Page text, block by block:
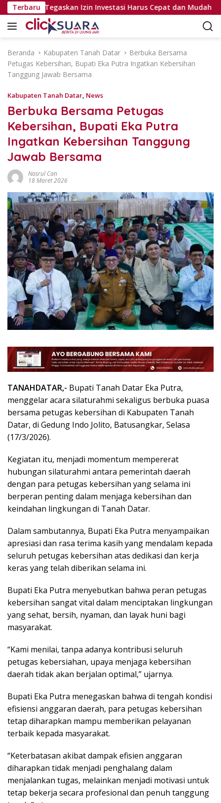
a
TerbaruTegaskan Izin Investasi Harus Cepat dan Mudah
Beranda Kabupaten Tanah Datar
Berbuka Bersama
Petugas Kebersihan, Bupati Eka Putra Ingatkan Kebersihan
Tanggung Jawab Bersama
Kabupaten Tanah Datar, News
Berbuka Bersama Petugas
Kebersihan, Bupati Eka Putra
Ingatkan Kebersihan Tanggung
Jawab Bersama
Nasrul Can
18 Maret 2026
TANAHDATAR,- Bupati Tanah Datar Eka Putra,
menggelar acara silaturahmi sekaligus berbuka puasa
bersama petugas kebersihan di Kabupaten Tanah
Datar, di Gedung Indo Jolito, Batusangkar, Selasa
(17/3/2026).
Kegiatan itu, menjadi momentum mempererat
hubungan silaturahmi antara pemerintah daerah
dengan para petugas kebersihan yang selama ini
berperan penting dalam menjaga kebersihan dan
keindahan lingkungan di Tanah Datar.
Dalam sambutannya, Bupati Eka Putra menyampaikan
apresiasi dan rasa terima kasih yang mendalam kepada
seluruh petugas kebersihan atas dedikasi dan kerja
keras yang telah diberikan selama ini.
Bupati Eka Putra menyebutkan bahwa peran petugas
kebersihan sangat vital dalam menciptakan lingkungan
yang sehat, bersih, nyaman, dan layak huni bagi
masyarakat.
“Kami menilai, tanpa adanya kontribusi seluruh
petugas kebersiahan, upaya menjaga kebersihan
daerah tidak akan berjalan optimal,” ujarnya.
Bupati Eka Putra menegaskan bahwa di tengah kondisi
efisiensi anggaran daerah, para petugas kebersihan
tetap diharapkan mampu memberikan pelayanan
terbaik kepada masyarakat.
“Keterbatasan akibat dampak efisien anggaran
diharapkan tidak menjadi penghalang dalam
menjalankan tugas, melainkan menjadi motivasi untuk
tetap bekerja secara profesional dan penuh tanggung